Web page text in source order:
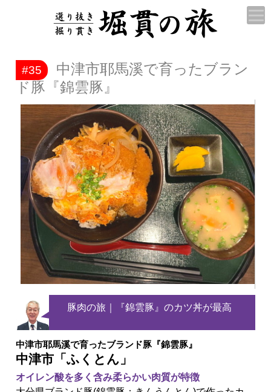
#35 中津市耶馬溪で育ったブラン
ド豚『錦雲豚』
豚肉の旅｜ 『錦雲豚』のカツ丼が最高
中津市耶馬溪で育ったブランド豚『錦雲豚』
中津市「ふくとん」
オイレン酸を多く含み柔らかい肉質が特徴